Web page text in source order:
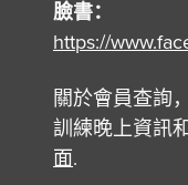
臉書：
https://
關於會員查詢
訓練晚上資訊
面.